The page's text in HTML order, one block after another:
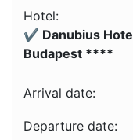
Hotel:
✔️ Danubius
Budapest ****
Arrival date:
Departure date: